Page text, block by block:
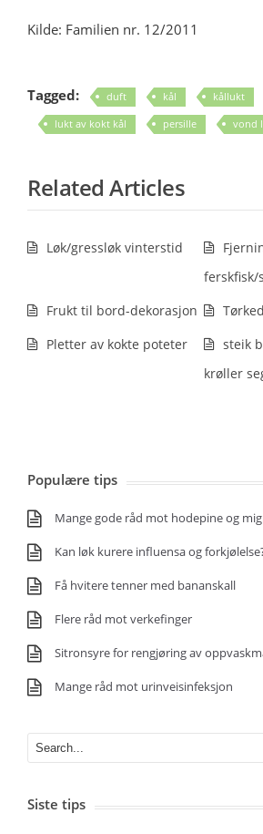
Kilde: Familien nr. 12/2011
Tagged: duft kål kållukt
lukt av kokt kål
persille vond
Related Articles
Løk/gressløk vinterstid
ferskfisk/
Frukt til bord-dekorasjon
Pletter av kokte poteter
steik
krøller
Populære tips
Mange gode råd mot hodepine og
Kan løk kurere influensa og
Få hvitere tenner med bananskall
Flere råd mot verkefinger
Sitronsyre for rengjøring av
Mange råd mot urinveisinfeksjon
Siste tips